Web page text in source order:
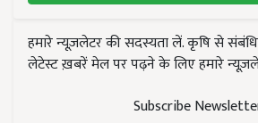
हमारे न्यूज़लेटर की सदस्यता लें. कृषि से
लेटेस्ट ख़बरें मेल पर पढ़ने के लिए हमारे
Subscribe